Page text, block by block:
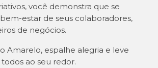
você demonstra que se
estar de seus colaboradores,
de negócios.
Amarelo, espalhe alegria e leve
ao seu redor.